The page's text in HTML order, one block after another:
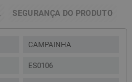
SEGURANÇA DO PRODUTO
CAMPAINHA
ES0106